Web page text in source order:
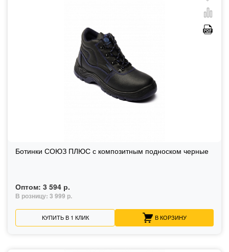
Ботинки СОЮЗ ПЛЮС с композитным подноском черные
Оптом: 3 594 р.
В розницу: 3 999 р.
КУПИТЬ В 1 КЛИК В КОРЗИНУ